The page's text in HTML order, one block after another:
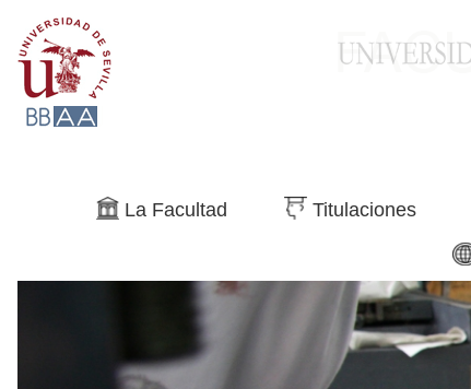
Buscar La Facultad Titulaciones